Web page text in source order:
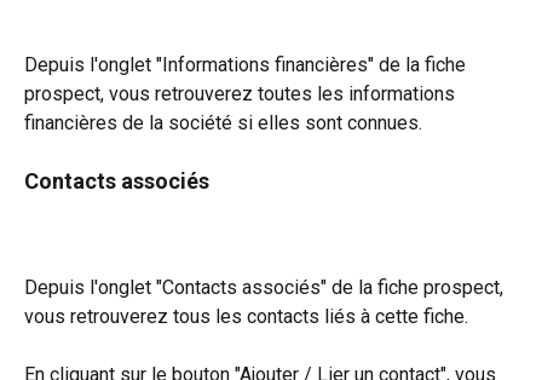
Depuis l'onglet "Informations financières" de la fiche
prospect, vous retrouverez toutes les informations
financières de la société si elles sont connues.
Contacts associés
Depuis l'onglet "Contacts associés" de la fiche prospect,
vous retrouverez tous les contacts liés à cette fiche.
En cliquant sur le bouton "Ajouter / Lier un contact", vous